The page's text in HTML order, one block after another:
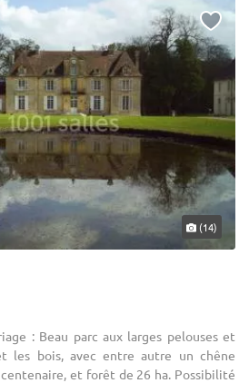
(14)
: Beau parc aux larges pelouses et
les bois, avec entre autre un chêne
et forêt de 26 ha. Possibilité